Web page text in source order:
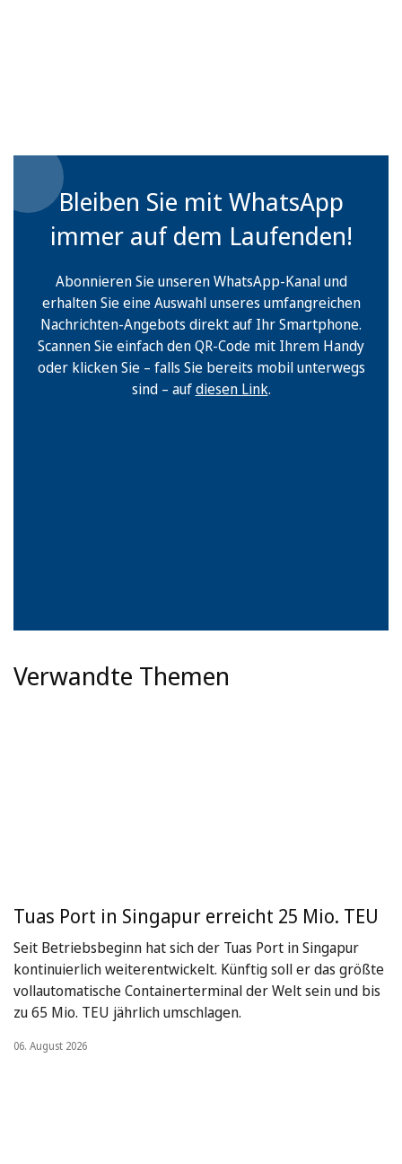
Bleiben Sie mit WhatsApp
immer auf dem Laufenden!
Abonnieren Sie unseren WhatsApp-Kanal und
erhalten Sie eine Auswahl unseres umfangreichen
Nachrichten-Angebots direkt auf Ihr Smartphone.
Scannen Sie einfach den QR-Code mit Ihrem Handy
oder klicken Sie – falls Sie bereits mobil unterwegs
sind – aufdiesen Link.
Verwandte Themen
Tuas Port in Singapur erreicht 25 Mio. TEU
Seit Betriebsbeginn hat sich der Tuas Port in Singapur
kontinuierlich weiterentwickelt. Künftig soll er das größte
vollautomatische Containerterminal der Welt sein und bis
zu 65 Mio. TEU jährlich umschlagen.
06. August 2026